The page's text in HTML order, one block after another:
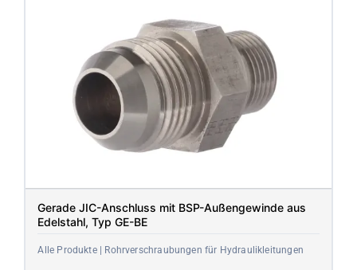
Gerade JIC-Anschluss mit BSP-Außengewinde aus
Edelstahl, Typ GE-BE
Alle Produkte | Rohrverschraubungen für Hydraulikleitungen